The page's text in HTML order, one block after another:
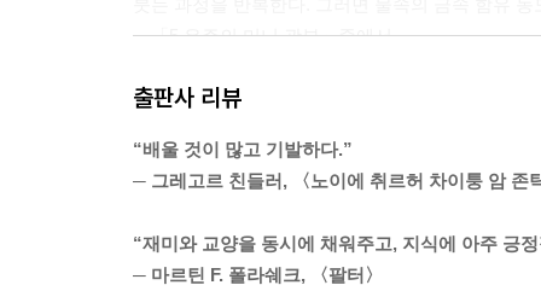
---「5 우주의 미니 광부」중에서
인간으로 말미암아 다량으로 물에 흘러들어가는
곳보다도 밀도가 3배 높았다. 그러므로 미세 플라
의 생활 습관을 장기적으로 바꿔나가야 하는 또
---「13 지옥에서 온 세포」중에서
출판사 리뷰
“배울 것이 많고 기발하다.”
─ 그레고르 친들러, 〈노이에 취르허 차이퉁 암 존
“재미와 교양을 동시에 채워주고, 지식에 아주 긍
─ 마르틴 F. 폴라쉐크, 〈팔터〉